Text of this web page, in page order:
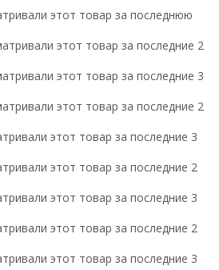
этот товар за последнюю
этот товар за последние 2
этот товар за последние 3
этот товар за последние 2
этот товар за последние 3
этот товар за последние 2
этот товар за последние 3
этот товар за последние 2
этот товар за последние 3